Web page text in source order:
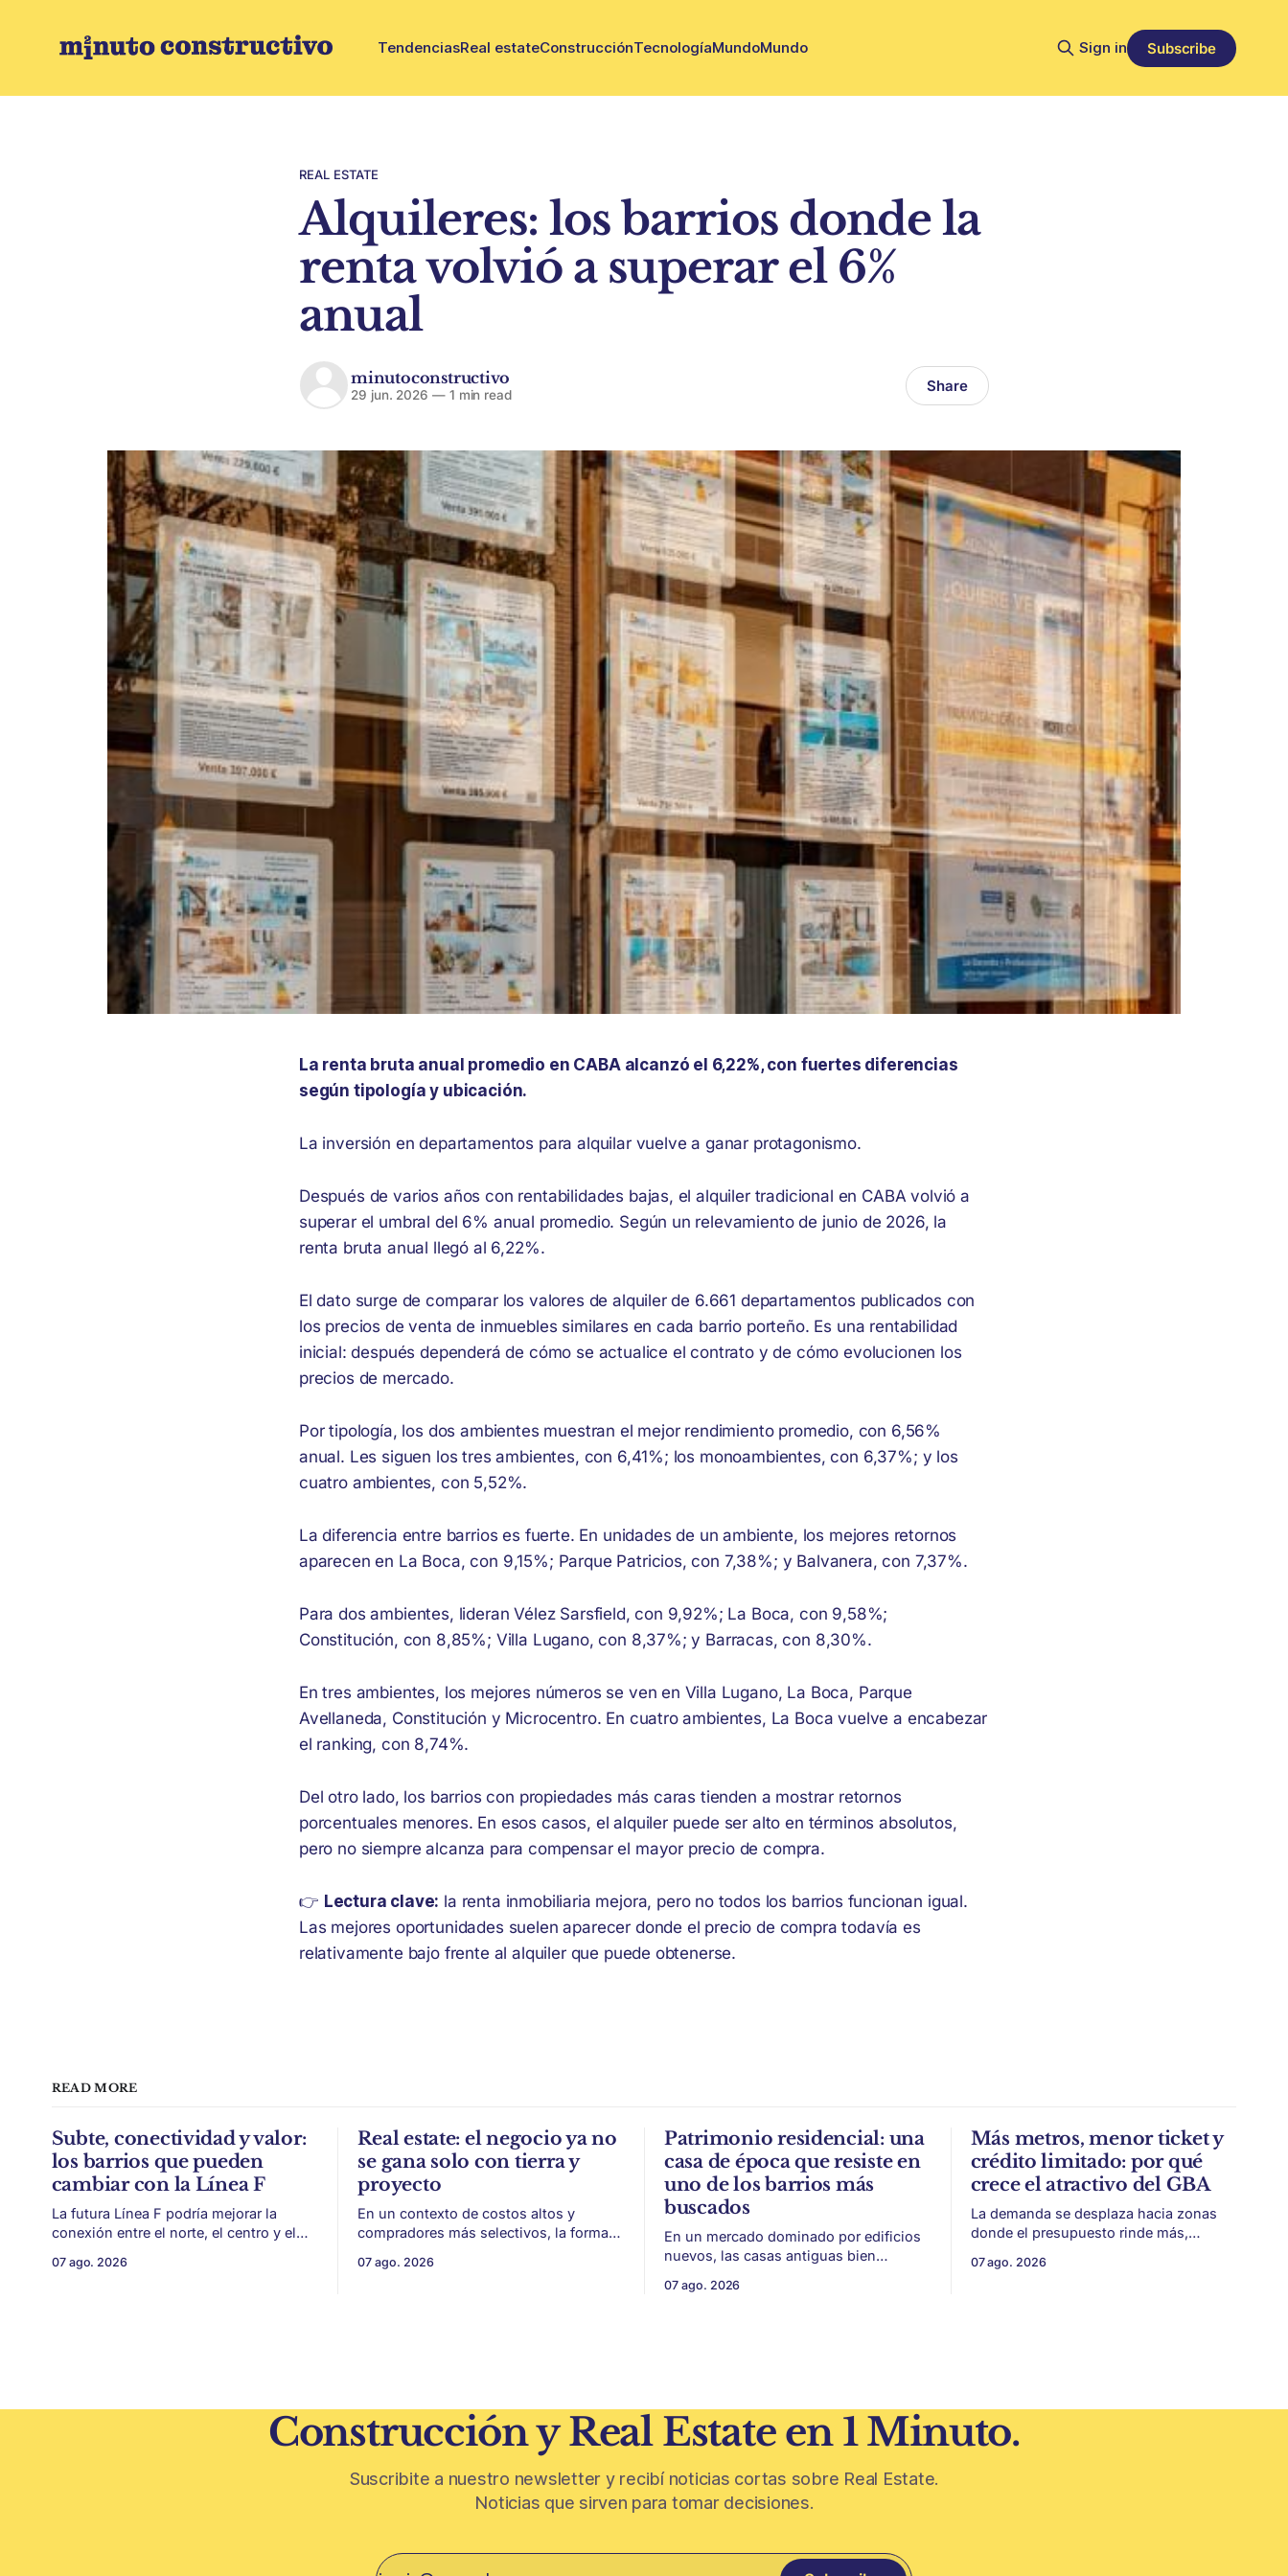
TendenciasReal estateConstrucciónTecnologíaMundoMundo Sign in Subscribe
REAL ESTATE
Alquileres: los barrios donde la
renta volvió a superar el 6%
anual
minutoconstructivo
29 jun. 2026 —1 min read Share
La renta bruta anual promedio en CABA alcanzó el 6,22%, con fuertes diferencias
según tipología y ubicación.
La inversión en departamentos para alquilar vuelve a ganar protagonismo.
Después de varios años con rentabilidades bajas, el alquiler tradicional en CABA volvió a
superar el umbral del 6% anual promedio. Según un relevamiento de junio de 2026, la
renta bruta anual llegó al 6,22%.
El dato surge de comparar los valores de alquiler de 6.661 departamentos publicados con
los precios de venta de inmuebles similares en cada barrio porteño. Es una rentabilidad
inicial: después dependerá de cómo se actualice el contrato y de cómo evolucionen los
precios de mercado.
Por tipología, los dos ambientes muestran el mejor rendimiento promedio, con 6,56%
anual. Les siguen los tres ambientes, con 6,41%; los monoambientes, con 6,37%; y los
cuatro ambientes, con 5,52%.
La diferencia entre barrios es fuerte. En unidades de un ambiente, los mejores retornos
aparecen en La Boca, con 9,15%; Parque Patricios, con 7,38%; y Balvanera, con 7,37%.
Para dos ambientes, lideran Vélez Sarsfield, con 9,92%; La Boca, con 9,58%;
Constitución, con 8,85%; Villa Lugano, con 8,37%; y Barracas, con 8,30%.
En tres ambientes, los mejores números se ven en Villa Lugano, La Boca, Parque
Avellaneda, Constitución y Microcentro. En cuatro ambientes, La Boca vuelve a encabezar
el ranking, con 8,74%.
Del otro lado, los barrios con propiedades más caras tienden a mostrar retornos
porcentuales menores. En esos casos, el alquiler puede ser alto en términos absolutos,
pero no siempre alcanza para compensar el mayor precio de compra.
👉 Lectura clave: la renta inmobiliaria mejora, pero no todos los barrios funcionan igual.
Las mejores oportunidades suelen aparecer donde el precio de compra todavía es
relativamente bajo frente al alquiler que puede obtenerse.
READ MORE
Subte, conectividad y valor:
los barrios que pueden
cambiar con la Línea F
La futura Línea F podría mejorar la
conexión entre el norte, el centro y el
zonas con menor acceso histórico al
07 ago. 2026
Real estate: el negocio ya no
se gana solo con tierra y
proyecto
En un contexto de costos altos y
compradores más selectivos, la forma
desarrollo puede ser tan importante
07 ago. 2026
Patrimonio residencial: una
casa de época que resiste en
uno de los barrios más
buscados
En un mercado dominado por edificios
nuevos, las casas antiguas bien
escala y detalles difíciles de replicar.
07 ago. 2026
Más metros, menor ticket y
crédito limitado: por qué
crece el atractivo del GBA
La demanda se desplaza hacia zonas
donde el presupuesto rinde más,
en CABA y menor acceso al crédito
07 ago. 2026
Construcción y Real Estate en 1 Minuto.
Suscribite a nuestro newsletter y recibí noticias cortas sobre Real Estate.
Noticias que sirven para tomar decisiones.